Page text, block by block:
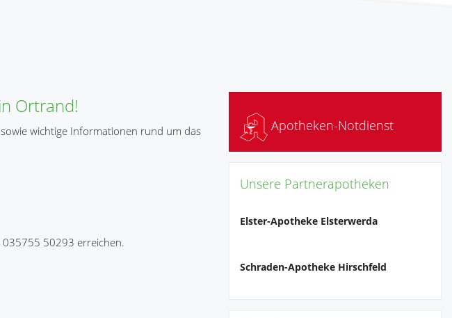
Ortrand!
wichtige Informationen rund um das
50293 erreichen.
Apotheken-Notdienst
Unsere Partnerapotheken
Elster-Apotheke Elsterwerda
Schraden-Apotheke Hirschfeld